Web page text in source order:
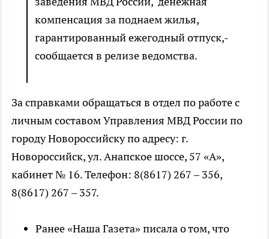
компенсация за поднаем жилья,
гарантированный ежегодный отпуск,-
сообщается в релизе ведомства.
За справками обращаться в отдел по работе с
личным составом Управления МВД России по
городу Новороссийску по адресу: г.
Новороссийск, ул. Анапское шоссе, 57 «А»,
кабинет № 16. Телефон: 8(8617) 267 – 356,
8(8617) 267 – 357.
Ранее «Наша Газета» писала о том, что